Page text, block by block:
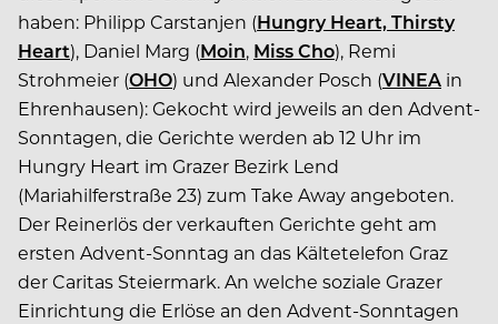
haben: Philipp Carstanjen (Hungry Heart, Thirsty
Heart), Daniel Marg (Moin, Miss Cho), Remi
Strohmeier (OHO) und Alexander Posch (VINEA in
Ehrenhausen): Gekocht wird jeweils an den Advent-
Sonntagen, die Gerichte werden ab 12 Uhr im
Hungry Heart im Grazer Bezirk Lend
(Mariahilferstraße 23) zum Take Away angeboten.
Der Reinerlös der verkauften Gerichte geht am
ersten Advent-Sonntag an das Kältetelefon Graz
der Caritas Steiermark. An welche soziale Grazer
Einrichtung die Erlöse an den Advent-Sonntagen